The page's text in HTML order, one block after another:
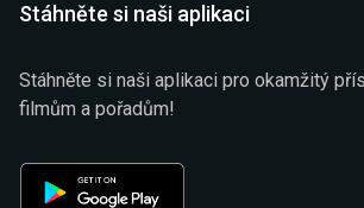
Stáhněte si naši aplikaci
Stáhněte si naši aplikaci pro okamžitý
filmům a pořadům!